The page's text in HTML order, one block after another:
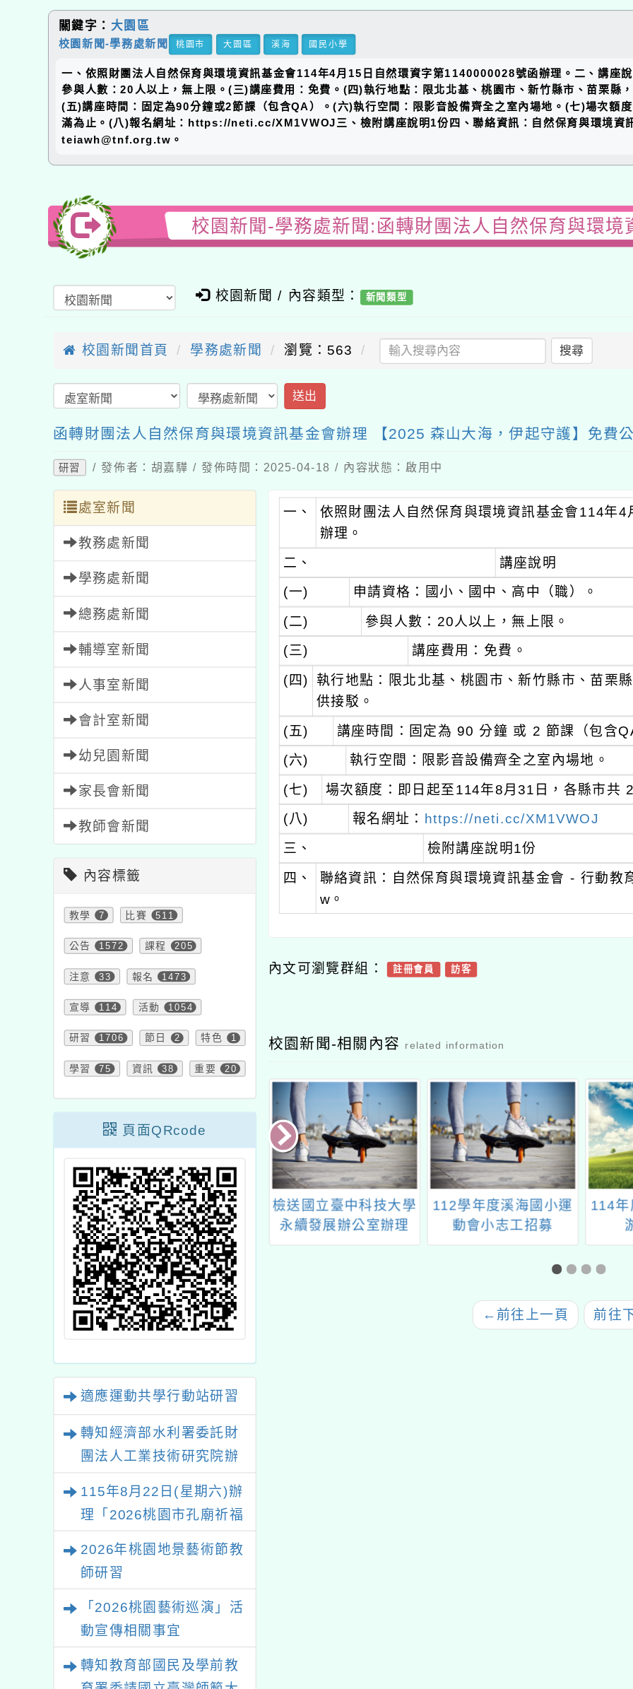
關鍵字： 大園區
校園新聞-學務處新聞 桃園市 大園區 溪海 國民小學
一、依照財團法人自然保育與環境資訊基金會114年4月15日自然環資字第1140000028號函辦理。二、講座
參與人數：20人以上，無上限。(三)講座費用：免費。(四)執行地點：限北北基、桃園市、新竹縣市、苗栗縣
(五)講座時間：固定為90分鐘或2節課（包含QA）。(六)執行空間：限影音設備齊全之室內場地。(七)場次額
滿為止。(八)報名網址：https://neti.cc/XM1VWOJ三、檢附講座說明1份四、聯絡資訊：自然保育與環境資
teiawh@tnf.org.tw。
校園新聞-學務處新聞:函轉財團法人自然保育與環境
校園新聞 / 內容類型： 新聞類型
校園新聞首頁 學務處新聞 瀏覽：563 搜尋
送出
函轉財團法人自然保育與環境資訊基金會辦理 【2025 森山大海，伊起守護】免費
研習 / 發佈者：胡嘉驊 / 發佈時間：2025-04-18 / 內容狀態：啟用中
處室新聞
教務處新聞
學務處新聞
總務處新聞
輔導室新聞
人事室新聞
會計室新聞
幼兒園新聞
家長會新聞
教師會新聞
內容標籤
教學 7 比賽 511
公告 1572 課程 205
注意 33 報名 1473
宣導 114 活動 1054
研習 1706 節日 2 特色 1
學習 75 資訊 38 重要 20
頁面QRcode
適應運動共學行動站研習
轉知經濟部水利署委託財
團法人工業技術研究院辦
績優單位及節水達人選拔
115年8月22日(星期六)辦
理「2026桃園市孔廟祈福
2026年桃園地景藝術節教
師研習
「2026桃園藝術巡演」活
動宣傳相關事宜
轉知教育部國民及學前教
一、
依照財團法人自然保育與環境資訊基金會114年
辦理。
二、
講座說明
(一)
申請資格：國小、國中、高中（職）。
(二)
參與人數：20人以上，無上限。
(三) 講座費用：免費。
(四)
執行地點：限北北基、桃園市、新竹縣市、苗栗
供接駁。
(五)
講座時間：固定為 90 分鐘 或 2 節課（包含
(六)
執行空間：限影音設備齊全之室內場地。
(七) 場次額度：即日起至114年8月31日，各縣市共
(八) 報名網址： https://neti.cc/XM1VWOJ
三、
檢附講座說明1份
四、
聯絡資訊：自然保育與環境資訊基金會 - 行動
w。
內文可瀏覽群組： 註冊會員 訪客
校園新聞-相關內容 related information
榮國小辦理
年度健康促進
畫─『口腔保
中心學校創意
作比賽實施計
交通部中央氣象署臺灣
南區氣象中心舉辦
「2024年氣象文史交
流研習營活動簡章
檢送國立臺中科技大學
永續發展辦公室辦理
「淨零永續資料視覺化
112學年度溪海國小運
動會小志工招募
114
← 前往上一頁 前往